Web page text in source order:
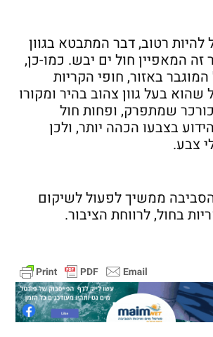
להיות רטוב, דבר המתבטא בגוון
המאפיין חול ים יבש. כמו-כן,
באזור, חופי הקריות
שהוא בעל גוון צהוב בהיר ומקורו
שמתפרק, ופחות חול
בצבעו הכהה יותר, ולכן
צבע.
ממשיך לפעול לשיקום
בחול, לרווחת הציבור.